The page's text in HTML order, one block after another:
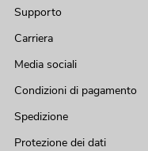
Supporto
Carriera
Media sociali
Condizioni di pagamento
Spedizione
Protezione dei dati